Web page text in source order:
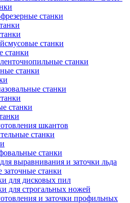
станки
станки
станки
станки
станки
станки
станки
шкантов
станки
станки
выравнивания и заточки льда
станки
для дисковых пил
для строгальных ножей
и заточки профильных